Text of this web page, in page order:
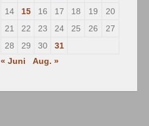
14
15 16 17 18 19
20
21
22 23 24 25 26
27
28
29 30
31
« Juni
Aug. »